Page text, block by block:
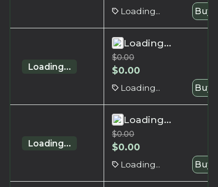
Loading... Buy
Loading...
Loading...
$0.00
$0.00
Loading... Buy
Loading...
Loading...
$0.00
$0.00
Loading... Buy